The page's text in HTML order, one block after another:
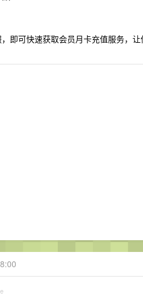
即可快速获取会员月卡充值服务，